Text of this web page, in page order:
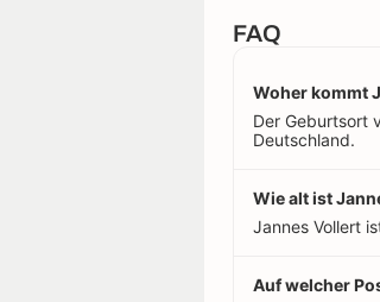
FAQ
Woher kommt
Der Geburtsort
Deutschland.
Wie alt ist
Jannes Vollert
Auf welcher